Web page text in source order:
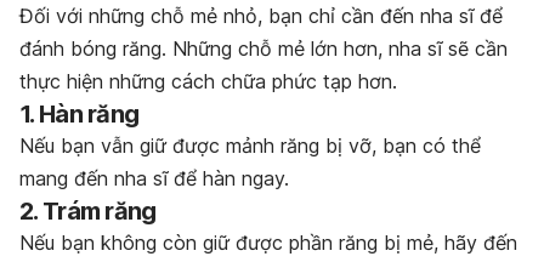
Đối với những chỗ mẻ nhỏ, bạn chỉ cần đến nha sĩ để
đánh bóng răng. Những chỗ mẻ lớn hơn, nha sĩ sẽ cần
thực hiện những cách chữa phức tạp hơn.
1. Hàn răng
Nếu bạn vẫn giữ được mảnh răng bị vỡ, bạn có thể
mang đến nha sĩ để hàn ngay.
2. Trám răng
Nếu bạn không còn giữ được phần răng bị mẻ, hãy đến